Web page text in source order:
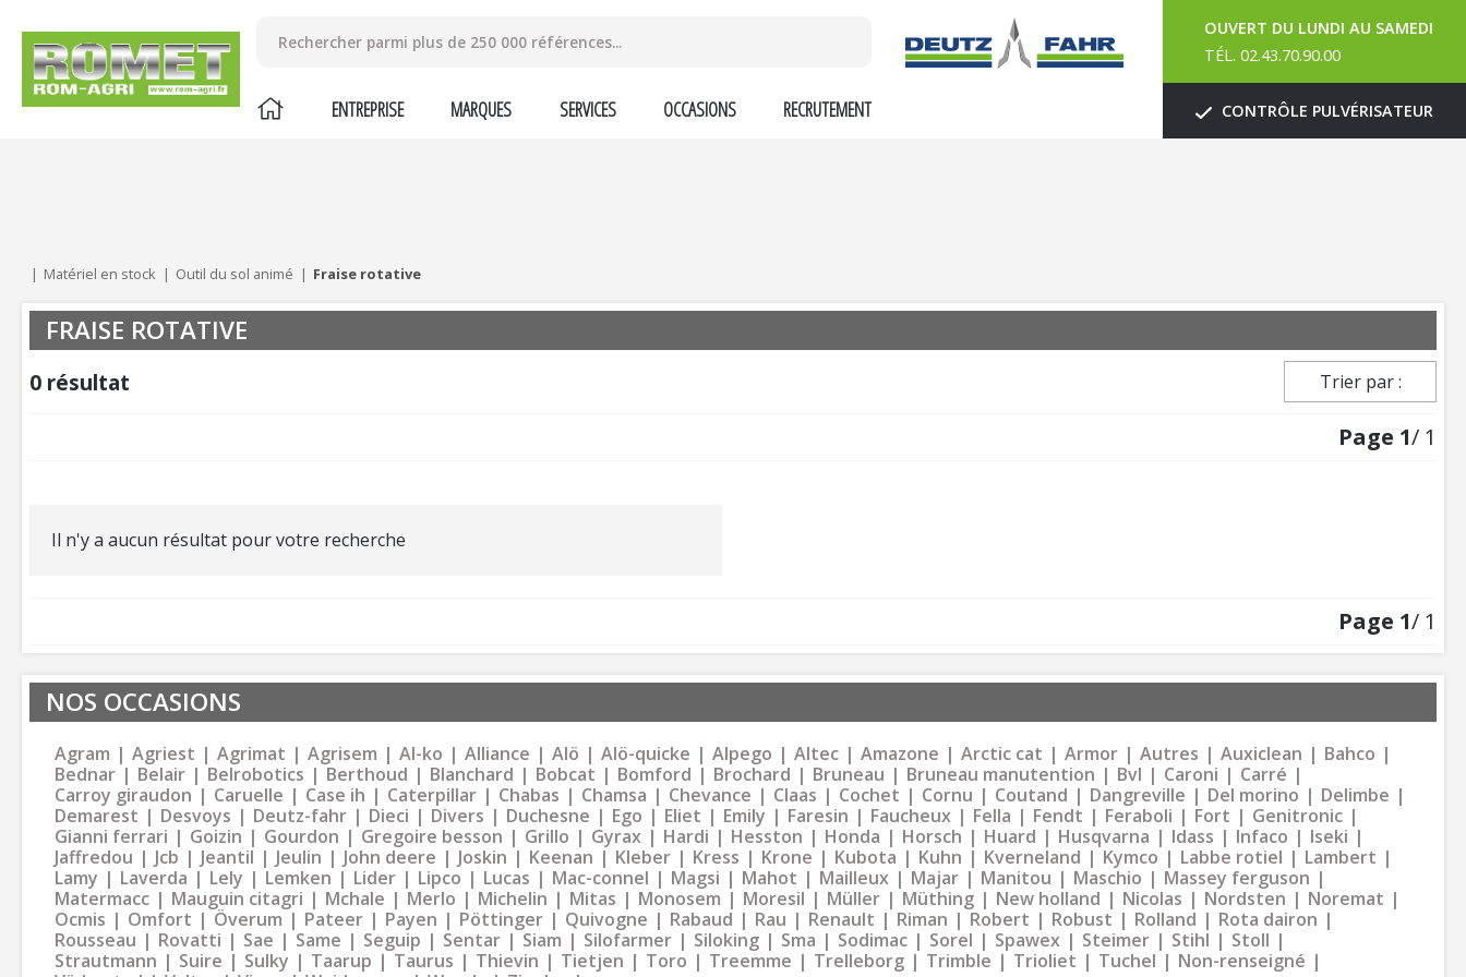
ENTREPRISE MARQUES SERVICES OCCASIONS RECRUTEMENT
OUVERT DU LUNDI AU SAMEDI
TÉL. 02.43.70.90.00
CONTRÔLE PULVÉRISATEUR
Matériel en stock Outil du sol animé Fraise rotative
FRAISE ROTATIVE
0 résultat Trier par :
Page 1/ 1
Il n'y a aucun résultat pour votre recherche
Page 1/ 1
NOS OCCASIONS
Agram Agriest Agrimat Agrisem Al-ko Alliance Alö Alö-quicke Alpego Altec Amazone Arctic cat Armor Autres Auxiclean
Bahco
Bednar
Belair Belrobotics Berthoud Blanchard Bobcat Bomford Brochard Bruneau Bruneau manutention Bvl Caroni
Carré
Carroy giraudon
Caruelle Case ih Caterpillar Chabas Chamsa Chevance Claas Cochet Cornu Coutand Dangreville Del morino
Delimbe
Demarest
Desvoys Deutz-fahr Dieci Divers Duchesne Ego Eliet Emily Faresin Faucheux Fella Fendt Feraboli Fort
Genitronic
Gianni ferrari
Goizin Gourdon Gregoire besson Grillo Gyrax Hardi Hesston Honda Horsch Huard Husqvarna Idass Infaco
Iseki
Jaffredou
Jcb Jeantil Jeulin John deere Joskin Keenan Kleber Kress Krone Kubota Kuhn Kverneland Kymco Labbe rotiel
Lambert
Lamy
Laverda Lely Lemken Lider Lipco Lucas Mac-connel Magsi Mahot Mailleux Majar Manitou Maschio
Massey ferguson
Matermacc
Mauguin citagri Mchale Merlo Michelin Mitas Monosem Moresil Müller Müthing New holland Nicolas Nordsten
Noremat
Ocmis
Omfort Överum Pateer Payen Pöttinger Quivogne Rabaud Rau Renault Riman Robert Robust Rolland
Rota dairon
Rousseau
Rovatti Sae Same Seguip Sentar Siam Silofarmer Siloking Sma Sodimac Sorel Spawex Steimer Stihl
Stoll
Strautmann
Suire Sulky Taarup Taurus Thievin Tietjen Toro Treemme Trelleborg Trimble Trioliet Tuchel
Non-renseigné